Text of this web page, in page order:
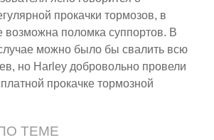
прокачки тормозов, в
возможна поломка суппортов. В
можно было бы свалить всю
но Harley добровольно провели
прокачке тормозной
ТЕМЕ